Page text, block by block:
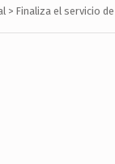
> Finaliza el servicio